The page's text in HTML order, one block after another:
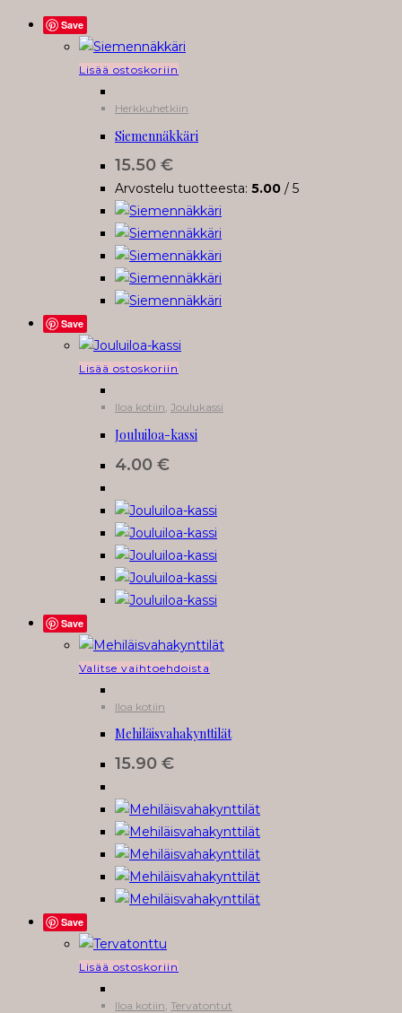
Save
Lisää ostoskoriin
Herkkuhetkiin
Siemennäkkäri
15.50 €
Arvostelu tuotteesta: 5.00 / 5
Save
Lisää ostoskoriin
Iloa kotiin, Joulukassi
Jouluiloa-kassi
4.00 €
Save
Valitse vaihtoehdoistaTällä
useampi
tehdä
valinnat
tuotteen
sivulla.
Iloa kotiin
Mehiläisvahakynttilät
15.90 €
Save
Lisää ostoskoriin
Iloa kotiin Tervatontut